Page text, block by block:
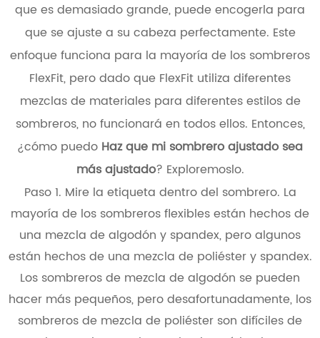
que es demasiado grande, puede encogerla para
que se ajuste a su cabeza perfectamente. Este
enfoque funciona para la mayoría de los sombreros
FlexFit, pero dado que FlexFit utiliza diferentes
mezclas de materiales para diferentes estilos de
sombreros, no funcionará en todos ellos. Entonces,
¿cómo puedo Haz que mi sombrero ajustado sea
más ajustado? Exploremoslo.
Paso 1. Mire la etiqueta dentro del sombrero. La
mayoría de los sombreros flexibles están hechos de
una mezcla de algodón y spandex, pero algunos
están hechos de una mezcla de poliéster y spandex.
Los sombreros de mezcla de algodón se pueden
hacer más pequeños, pero desafortunadamente, los
sombreros de mezcla de poliéster son difíciles de